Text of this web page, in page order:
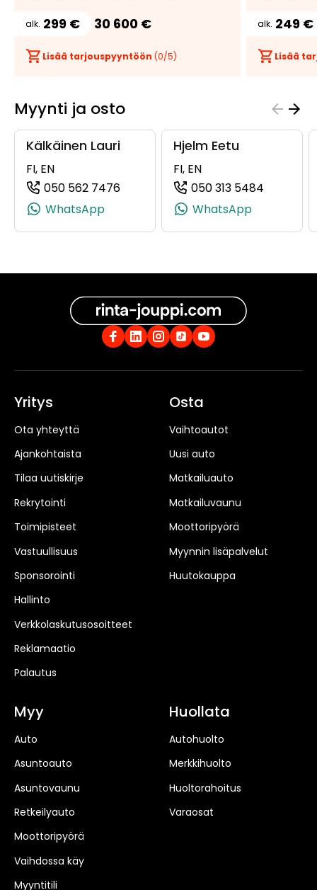
alk. 299 € 30 600 €
Lisää tarjouspyyntöön (0/5)
alk. 249 €
Lisää
Myynti ja osto
Kälkäinen Lauri
FI, EN
050 562 7476
(+358505627476, 0505627476,
WhatsApp
Hjelm Eetu
FI, EN
050 313 5484
WhatsApp
Yritys
Ota yhteyttä
Ajankohtaista
Tilaa uutiskirje
Rekrytointi
Toimipisteet
Vastuullisuus
Sponsorointi
Hallinto
Verkkolaskutusosoitteet
Reklamaatio
Palautus
Osta
Vaihtoautot
Uusi auto
Matkailuauto
Matkailuvaunu
Moottoripyörä
Myynnin lisäpalvelut
Huutokauppa
Myy
Auto
Asuntoauto
Asuntovaunu
Retkeilyauto
Moottoripyörä
Vaihdossa käy
Myyntitili
Huollata
Autohuolto
Merkkihuolto
Huoltorahoitus
Varaosat